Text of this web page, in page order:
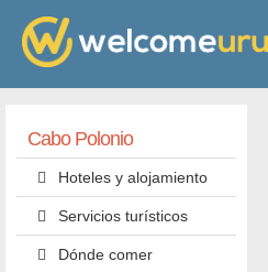
Cabo Polonio
Hoteles y alojamiento
Servicios turísticos
Dónde comer